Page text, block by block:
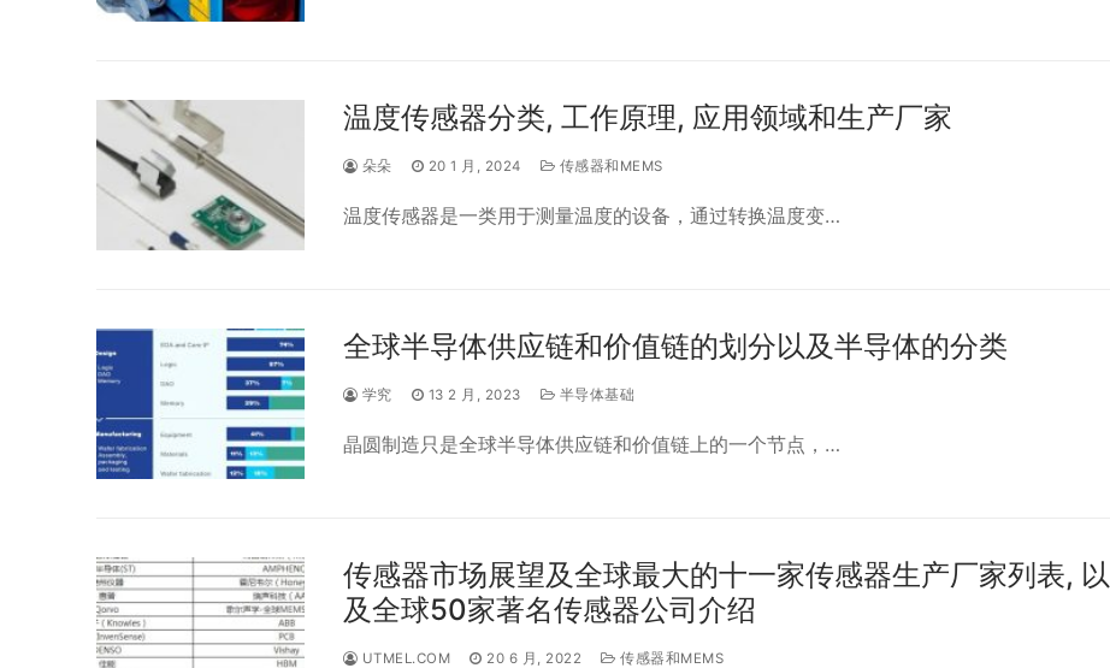
温度传感器分类, 工作原理, 应用领域和生产厂家
朵朵 20 1 月, 2024 传感器和MEMS
温度传感器是一类用于测量温度的设备，通过转换温度变…
全球半导体供应链和价值链的划分以及半导体的分类
学究 13 2 月, 2023 半导体基础
晶圆制造只是全球半导体供应链和价值链上的一个节点，…
传感器市场展望及全球最大的十一家传感器生产厂家列表, 以
及全球50家著名传感器公司介绍
UTMEL.COM 20 6 月, 2022 传感器和MEMS